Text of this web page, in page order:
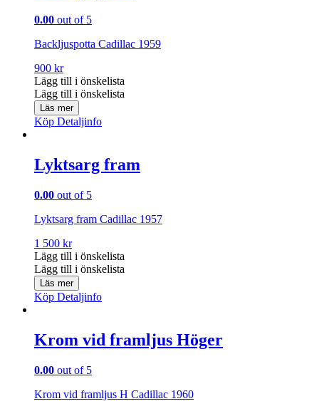
0.00 out of 5
Backljuspotta Cadillac 1959
900 kr
Lägg till i önskelista
Lägg till i önskelista
Läs mer
Köp Detaljinfo
Lyktsarg fram
0.00 out of 5
Lyktsarg fram Cadillac 1957
1 500 kr
Lägg till i önskelista
Lägg till i önskelista
Läs mer
Köp Detaljinfo
Krom vid framljus Höger
0.00 out of 5
Krom vid framljus H Cadillac 1960